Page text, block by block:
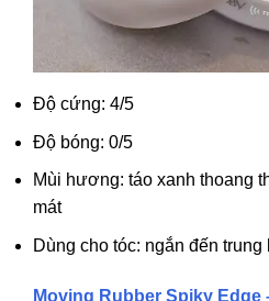
Độ cứng: 4/5
Độ bóng: 0/5
Mùi hương: táo xanh thoang
mát
Dùng cho tóc: ngắn đến trung
Moving Rubber Spiky Edge